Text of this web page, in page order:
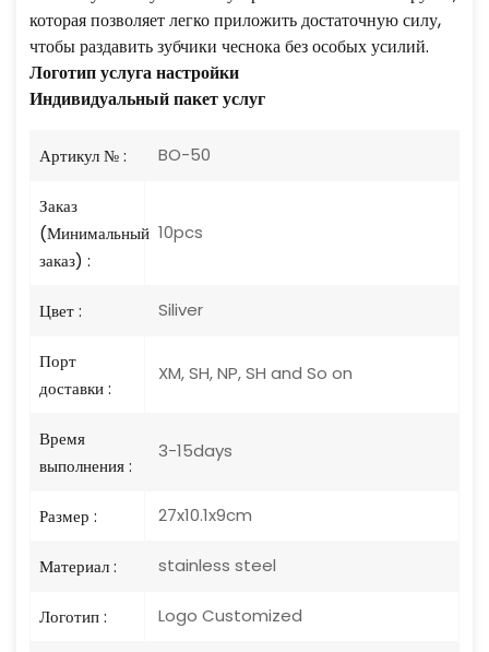
которая позволяет легко приложить достаточную силу,
чтобы раздавить зубчики чеснока без особых усилий.
Логотипуслуга настройки
Индивидуальный пакет услуг
Артикул № : BO-50
Заказ
(Минимальный
заказ) :
10pcs
Цвет : Siliver
Порт
доставки :
XM, SH, NP, SH and So on
Время
выполнения :
3-15days
Размер : 27x10.1x9cm
Материал : stainless steel
Логотип : Logo Customized